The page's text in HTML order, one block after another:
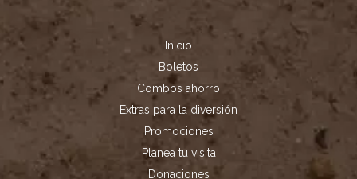
Inicio
Boletos
Combos ahorro
Extras para la diversión
Promociones
Planea tu visita
Donaciones